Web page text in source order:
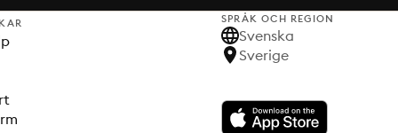
SPRÅK OCH REGION
Svenska
Sverige